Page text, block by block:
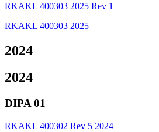
RKAKL 400303 2025 Rev 1
RKAKL 400303 2025
2024
2024
DIPA 01
RKAKL 400302 Rev 5 2024